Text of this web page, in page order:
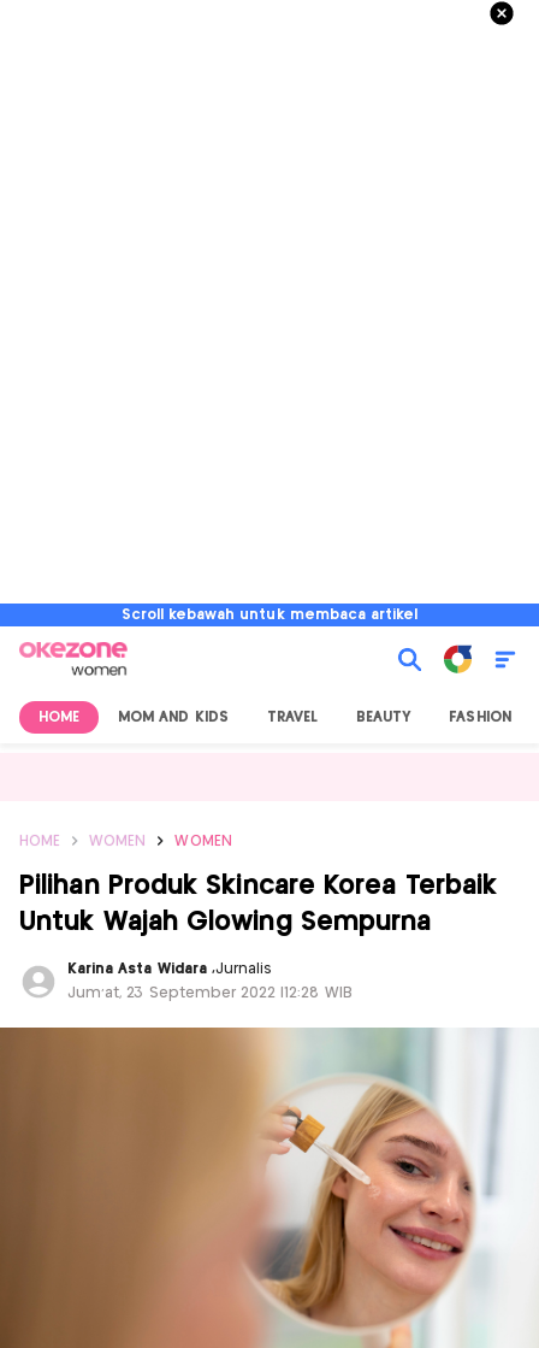
Scroll kebawah untuk membaca artikel
HOME MOM AND KIDS TRAVEL BEAUTY FASHION
HOME WOMEN WOMEN
Pilihan Produk Skincare Korea Terbaik
Untuk Wajah Glowing Sempurna
Karina Asta Widara ,Jurnalis
Jum'at, 23 September 2022 |12:28 WIB